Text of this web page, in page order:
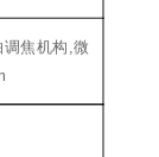
调焦机构,微